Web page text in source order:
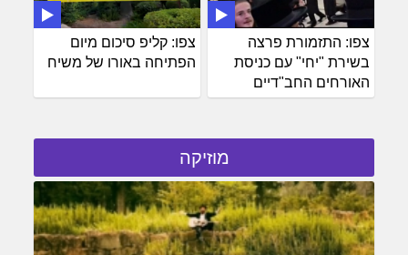
צפו: קליפ סיכום מיום
הפתיחה באורו של משיח
צפו: התזמורת פרצה
בשירת "יחי" עם כניסת
האורחים החב"דיים
מוזיקה